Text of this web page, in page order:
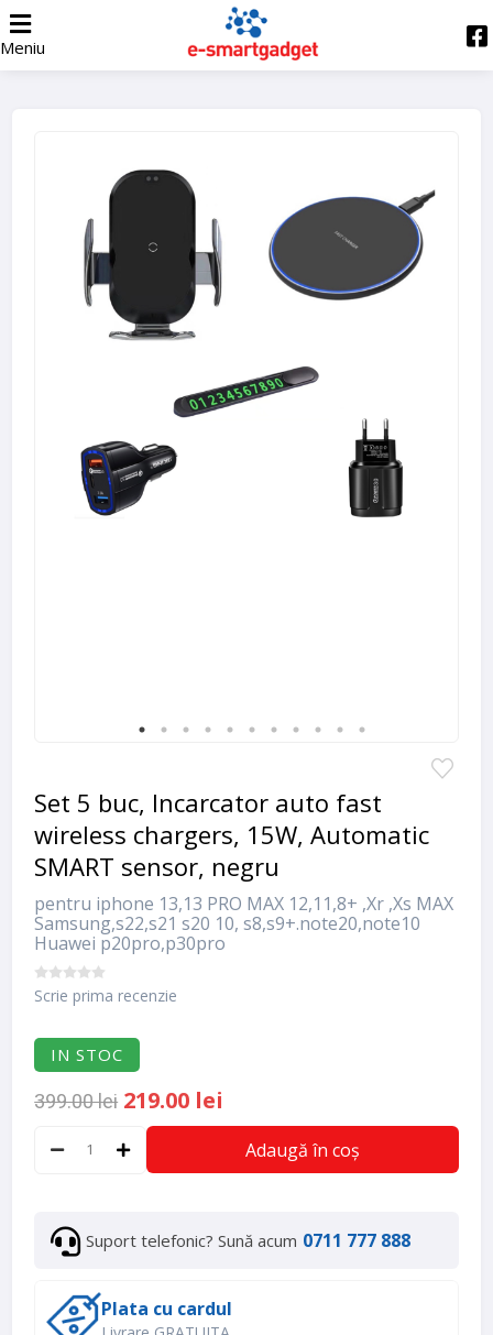
Meniu
Set 5 buc, Incarcator auto fast
wireless chargers, 15W, Automatic
SMART sensor, negru
pentru iphone 13,13 PRO MAX 12,11,8+ ,Xr ,Xs MAX
Samsung,s22,s21 s20 10, s8,s9+.note20,note10
Huawei p20pro,p30pro
Scrie prima recenzie
IN STOC
399.00 lei 219.00 lei
Adaugă în coș
Suport telefonic? Sună acum 0711 777 888
Plata cu cardul